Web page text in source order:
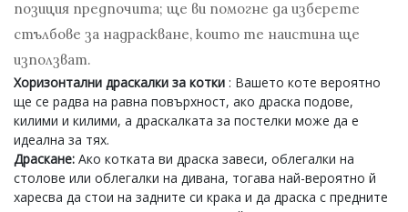
позиция предпочита; ще ви помогне да изберете
стълбове за надраскване, които те наистина ще
използват.
Хоризонтални драскалки за котки : Вашето коте вероятно
ще се радва на равна повърхност, ако драска подове,
килими и килими, а драскалката за постелки може да е
идеална за тях.
Драскане: Ако котката ви драска завеси, облегалки на
столове или облегалки на дивана, тогава най-вероятно й
харесва да стои на задните си крака и да драска с предните